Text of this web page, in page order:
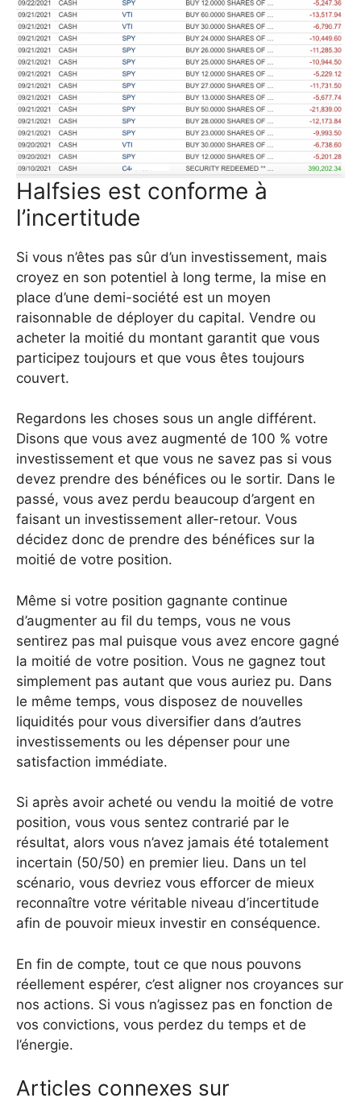
Halfsies est conforme à
l’incertitude
Si vous n’êtes pas sûr d’un investissement, mais
croyez en son potentiel à long terme, la mise en
place d’une demi-société est un moyen
raisonnable de déployer du capital. Vendre ou
acheter la moitié du montant garantit que vous
participez toujours et que vous êtes toujours
couvert.
Regardons les choses sous un angle différent.
Disons que vous avez augmenté de 100 % votre
investissement et que vous ne savez pas si vous
devez prendre des bénéfices ou le sortir. Dans le
passé, vous avez perdu beaucoup d’argent en
faisant un investissement aller-retour. Vous
décidez donc de prendre des bénéfices sur la
moitié de votre position.
Même si votre position gagnante continue
d’augmenter au fil du temps, vous ne vous
sentirez pas mal puisque vous avez encore gagné
la moitié de votre position. Vous ne gagnez tout
simplement pas autant que vous auriez pu. Dans
le même temps, vous disposez de nouvelles
liquidités pour vous diversifier dans d’autres
investissements ou les dépenser pour une
satisfaction immédiate.
Si après avoir acheté ou vendu la moitié de votre
position, vous vous sentez contrarié par le
résultat, alors vous n’avez jamais été totalement
incertain (50/50) en premier lieu. Dans un tel
scénario, vous devriez vous efforcer de mieux
reconnaître votre véritable niveau d’incertitude
afin de pouvoir mieux investir en conséquence.
En fin de compte, tout ce que nous pouvons
réellement espérer, c’est aligner nos croyances sur
nos actions. Si vous n’agissez pas en fonction de
vos convictions, vous perdez du temps et de
l’énergie.
Articles connexes sur